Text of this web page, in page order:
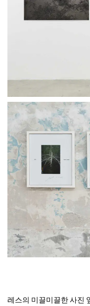
레스의 미끌미끌한 사진